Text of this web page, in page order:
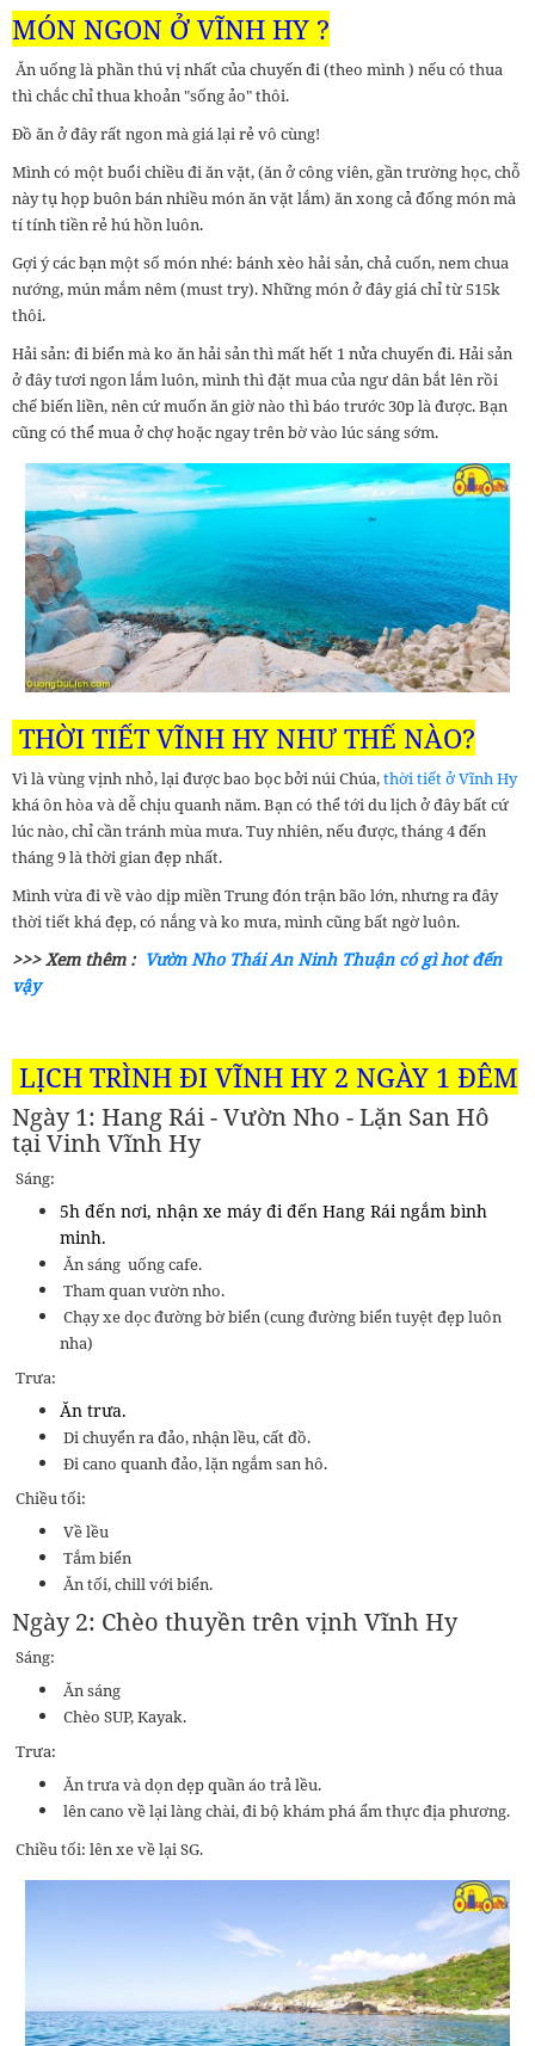
MÓN NGON Ở VĨNH HY ?
Ăn uống là phần thú vị nhất của chuyến đi (theo mình ) nếu có thua
thì chắc chỉ thua khoản "sống ảo" thôi.
Đồ ăn ở đây rất ngon mà giá lại rẻ vô cùng!
Mình có một buổi chiều đi ăn vặt, (ăn ở công viên, gần trường học, chỗ
này tụ họp buôn bán nhiều món ăn vặt lắm) ăn xong cả đống món mà
tí tính tiền rẻ hú hồn luôn.
Gợi ý các bạn một số món nhé: bánh xèo hải sản, chả cuốn, nem chua
nướng, mún mắm nêm (must try). Những món ở đây giá chỉ từ 515k
thôi.
Hải sản: đi biển mà ko ăn hải sản thì mất hết 1 nửa chuyến đi. Hải sản
ở đây tươi ngon lắm luôn, mình thì đặt mua của ngư dân bắt lên rồi
chế biến liền, nên cứ muốn ăn giờ nào thì báo trước 30p là được. Bạn
cũng có thể mua ở chợ hoặc ngay trên bờ vào lúc sáng sớm.
THỜI TIẾT VĨNH HY NHƯ THẾ NÀO?
Vì là vùng vịnh nhỏ, lại được bao bọc bởi núi Chúa,thời tiết ở Vĩnh Hy
khá ôn hòa và dễ chịu quanh năm. Bạn có thể tới du lịch ở đây bất cứ
lúc nào, chỉ cần tránh mùa mưa. Tuy nhiên, nếu được, tháng 4 đến
tháng 9 là thời gian đẹp nhất.
Mình vừa đi về vào dịp miền Trung đón trận bão lớn, nhưng ra đây
thời tiết khá đẹp, có nắng và ko mưa, mình cũng bất ngờ luôn.
>>> Xem thêm : Vườn Nho Thái An Ninh Thuận có gì hot đến
vậy
LỊCH TRÌNH ĐI VĨNH HY 2 NGÀY 1 ĐÊM
Ngày 1: Hang Rái - Vườn Nho - Lặn San Hô
tại Vinh Vĩnh Hy
Sáng:
5h đến nơi, nhận xe máy đi đến Hang Rái ngắm bình
minh.
Ăn sáng uống cafe.
Tham quan vườn nho.
Chạy xe dọc đường bờ biển (cung đường biển tuyệt đẹp luôn
nha)
Trưa:
Ăn trưa.
Di chuyển ra đảo, nhận lều, cất đồ.
Đi cano quanh đảo, lặn ngắm san hô.
Chiều tối:
Về lều
Tắm biển
Ăn tối, chill với biển.
Ngày 2: Chèo thuyền trên vịnh Vĩnh Hy
Sáng:
Ăn sáng
Chèo SUP, Kayak.
Trưa:
Ăn trưa và dọn dẹp quần áo trả lều.
lên cano về lại làng chài, đi bộ khám phá ẩm thực địa phương.
Chiều tối: lên xe về lại SG.